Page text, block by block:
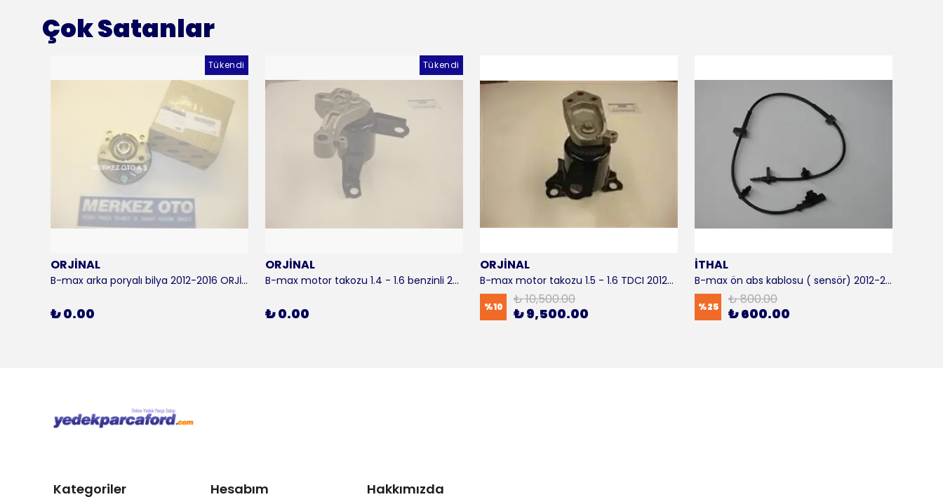
Çok Satanlar
Tükendi
ORJİNAL
B-max arka poryalı bilya 2012-2016 ORJİNAL
₺ 0.00
Tükendi
ORJİNAL
B-max motor takozu 1.4 - 1.6 benzinli 2012-2016 ORJİNAL
₺ 0.00
ORJİNAL
B-max motor takozu 1.5 - 1.6 TDCI 2012-2016 ORJİNAL
%10 ₺ 10,500.00
₺ 9,500.00
İTHAL
B-max ön abs kablosu ( sensör) 2012-2016 ITHAL
%25 ₺ 800.00
₺ 600.00
Kategoriler Hesabım Hakkımızda